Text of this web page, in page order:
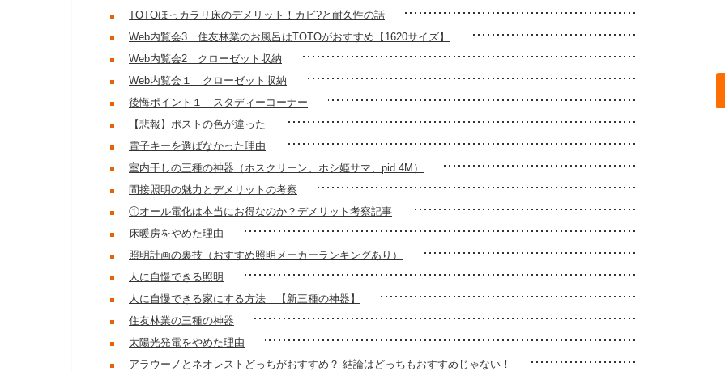
TOTOほっカラリ床のデメリット！カビ?と耐久性の話
Web内覧会3 住友林業のお風呂はTOTOがおすすめ【1620サイズ】
Web内覧会2 クローゼット収納
Web内覧会１ クローゼット収納
後悔ポイント１ スタディーコーナー
【悲報】ポストの色が違った
電子キーを選ばなかった理由
室内干しの三種の神器（ホスクリーン、ホシ姫サマ、pid 4M）
間接照明の魅力とデメリットの考察
①オール電化は本当にお得なのか？デメリット考察記事
床暖房をやめた理由
照明計画の裏技（おすすめ照明メーカーランキングあり）
人に自慢できる照明
人に自慢できる家にする方法 【新三種の神器】
住友林業の三種の神器
太陽光発電をやめた理由
アラウーノとネオレストどっちがおすすめ？ 結論はどっちもおすすめじゃない！